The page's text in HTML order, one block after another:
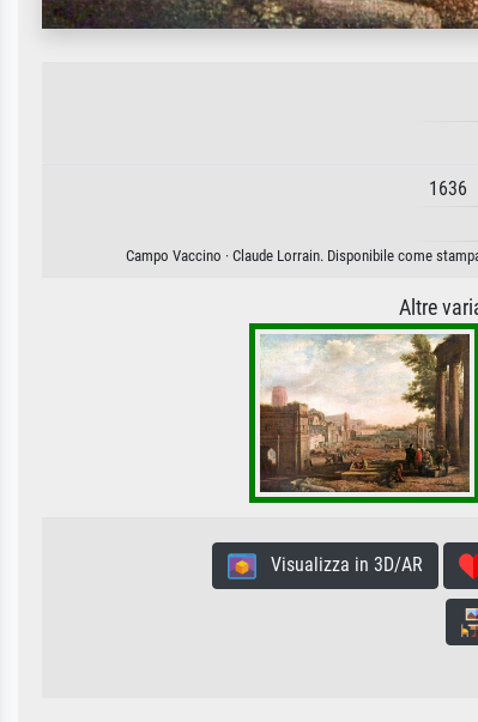
1636
Campo Vaccino · Claude Lorrain. Disponibile come
Altre
Visualizza in 3D/AR